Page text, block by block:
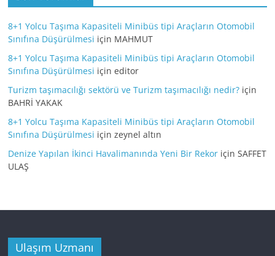
8+1 Yolcu Taşıma Kapasiteli Minibüs tipi Araçların Otomobil
Sınıfına Düşürülmesi için MAHMUT
8+1 Yolcu Taşıma Kapasiteli Minibüs tipi Araçların Otomobil
Sınıfına Düşürülmesi içineditor
Turizm taşımacılığı sektörü ve Turizm taşımacılığı nedir? için
BAHRİ YAKAK
8+1 Yolcu Taşıma Kapasiteli Minibüs tipi Araçların Otomobil
Sınıfına Düşürülmesi içinzeynel altın
Denize Yapılan İkinci Havalimanında Yeni Bir Rekor içinSAFFET
ULAŞ
Ulaşım Uzmanı